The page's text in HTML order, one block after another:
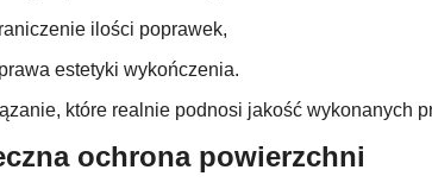
ilości poprawek,
estetyki wykończenia.
które realnie podnosi jakość wykonanych
ochrona powierzchni